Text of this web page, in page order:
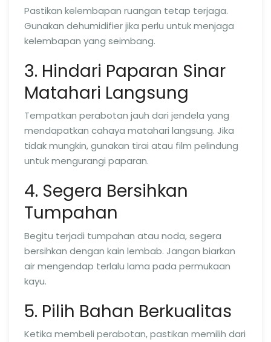
Pastikan kelembapan ruangan tetap terjaga.
Gunakan dehumidifier jika perlu untuk menjaga
kelembapan yang seimbang.
3. Hindari Paparan Sinar
Matahari Langsung
Tempatkan perabotan jauh dari jendela yang
mendapatkan cahaya matahari langsung. Jika
tidak mungkin, gunakan tirai atau film pelindung
untuk mengurangi paparan.
4. Segera Bersihkan
Tumpahan
Begitu terjadi tumpahan atau noda, segera
bersihkan dengan kain lembab. Jangan biarkan
air mengendap terlalu lama pada permukaan
kayu.
5. Pilih Bahan Berkualitas
Ketika membeli perabotan, pastikan memilih dari